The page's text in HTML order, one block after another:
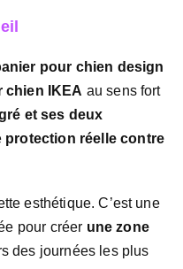
pour chien design
chien IKEA au sens fort
et ses deux
protection réelle contre
esthétique. C’est une
pour créer une zone
des journées les plus